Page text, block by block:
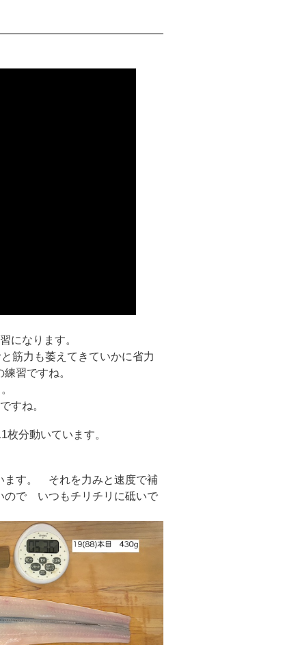
なります。
筋力も萎えてきていかに省力
習ですね。
すね。
分動いています。
ます。 それを力みと速度で補
ので いつもチリチリに砥いで